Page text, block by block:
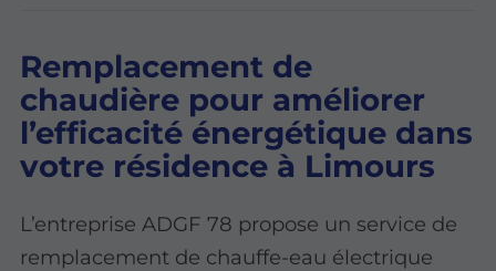
Remplacement de
chaudière pour améliorer
l’efficacité énergétique dans
votre résidence à Limours
L’entreprise ADGF 78 propose un service de
remplacement de chauffe-eau électrique